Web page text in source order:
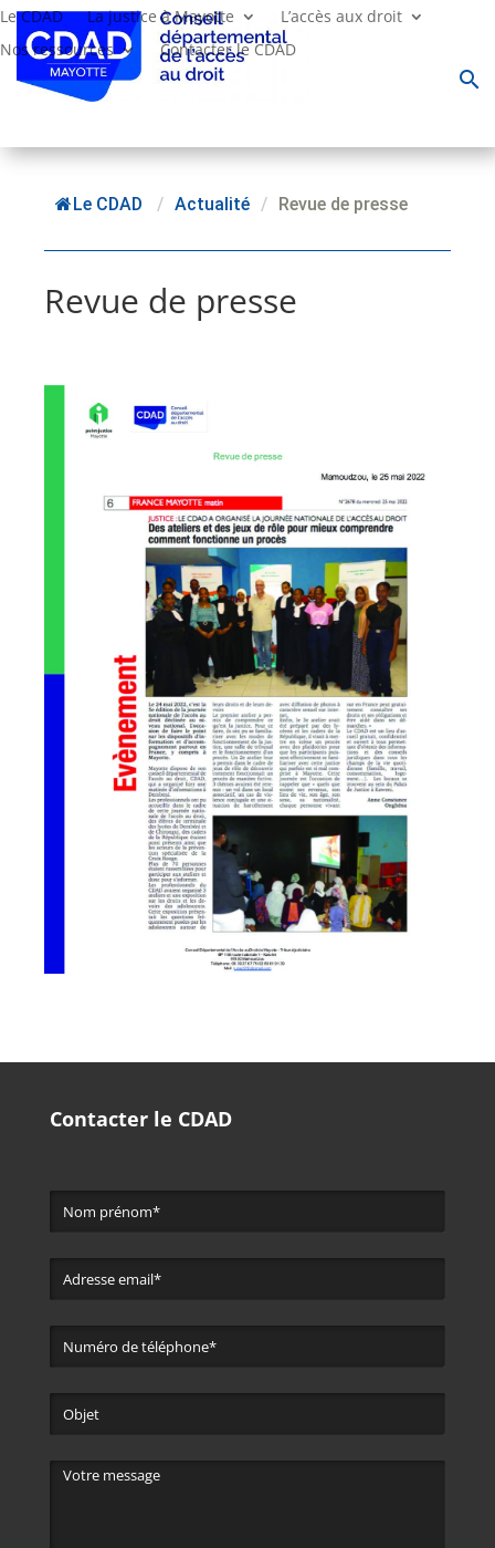
Le CDAD La justice à Mayotte
L’accès aux droit
Nos ressources
Contacter le CDAD
search
Le CDAD / Actualité / Revue de presse
Revue de presse
Contacter le CDAD